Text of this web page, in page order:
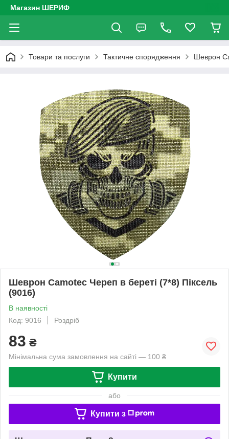
Магазин ШЕРИФ
Товари та послуги Тактичне спорядження Шеврон
Шеврон Camotec Череп в береті (7*8) Піксель
(9016)
В наявності
Код: 9016
Роздріб
83 ₴
Мінімальна сума замовлення на сайті — 100 ₴
Купити
або
Купити з